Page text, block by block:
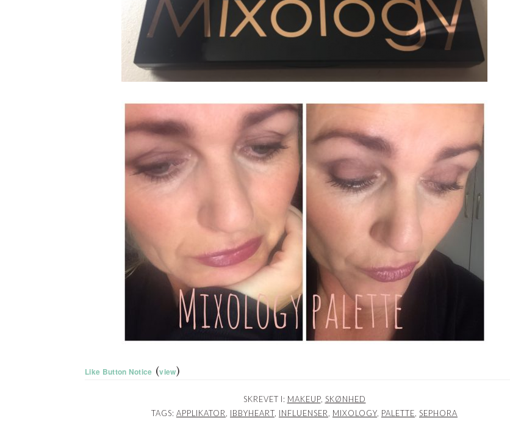
Like Button Notice (view)
SKREVET I: MAKEUP, SKØNHED
TAGS: APPLIKATOR IBBYHEART INFLUENSER MIXOLOGY PALETTE SEPHORA